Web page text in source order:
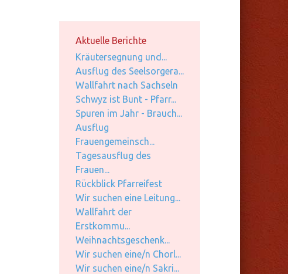
Aktuelle Berichte
Kräutersegnung und...
Ausflug des Seelsorgera...
Wallfahrt nach Sachseln
Schwyz ist Bunt - Pfarr...
Spuren im Jahr - Brauch...
Ausflug
Frauengemeinsch...
Tagesausflug des
Frauen...
Rückblick Pfarreifest
Wir suchen eine Leitung...
Wallfahrt der
Erstkommu...
Weihnachtsgeschenk...
Wir suchen eine/n Chorl...
Wir suchen eine/n Sakri...